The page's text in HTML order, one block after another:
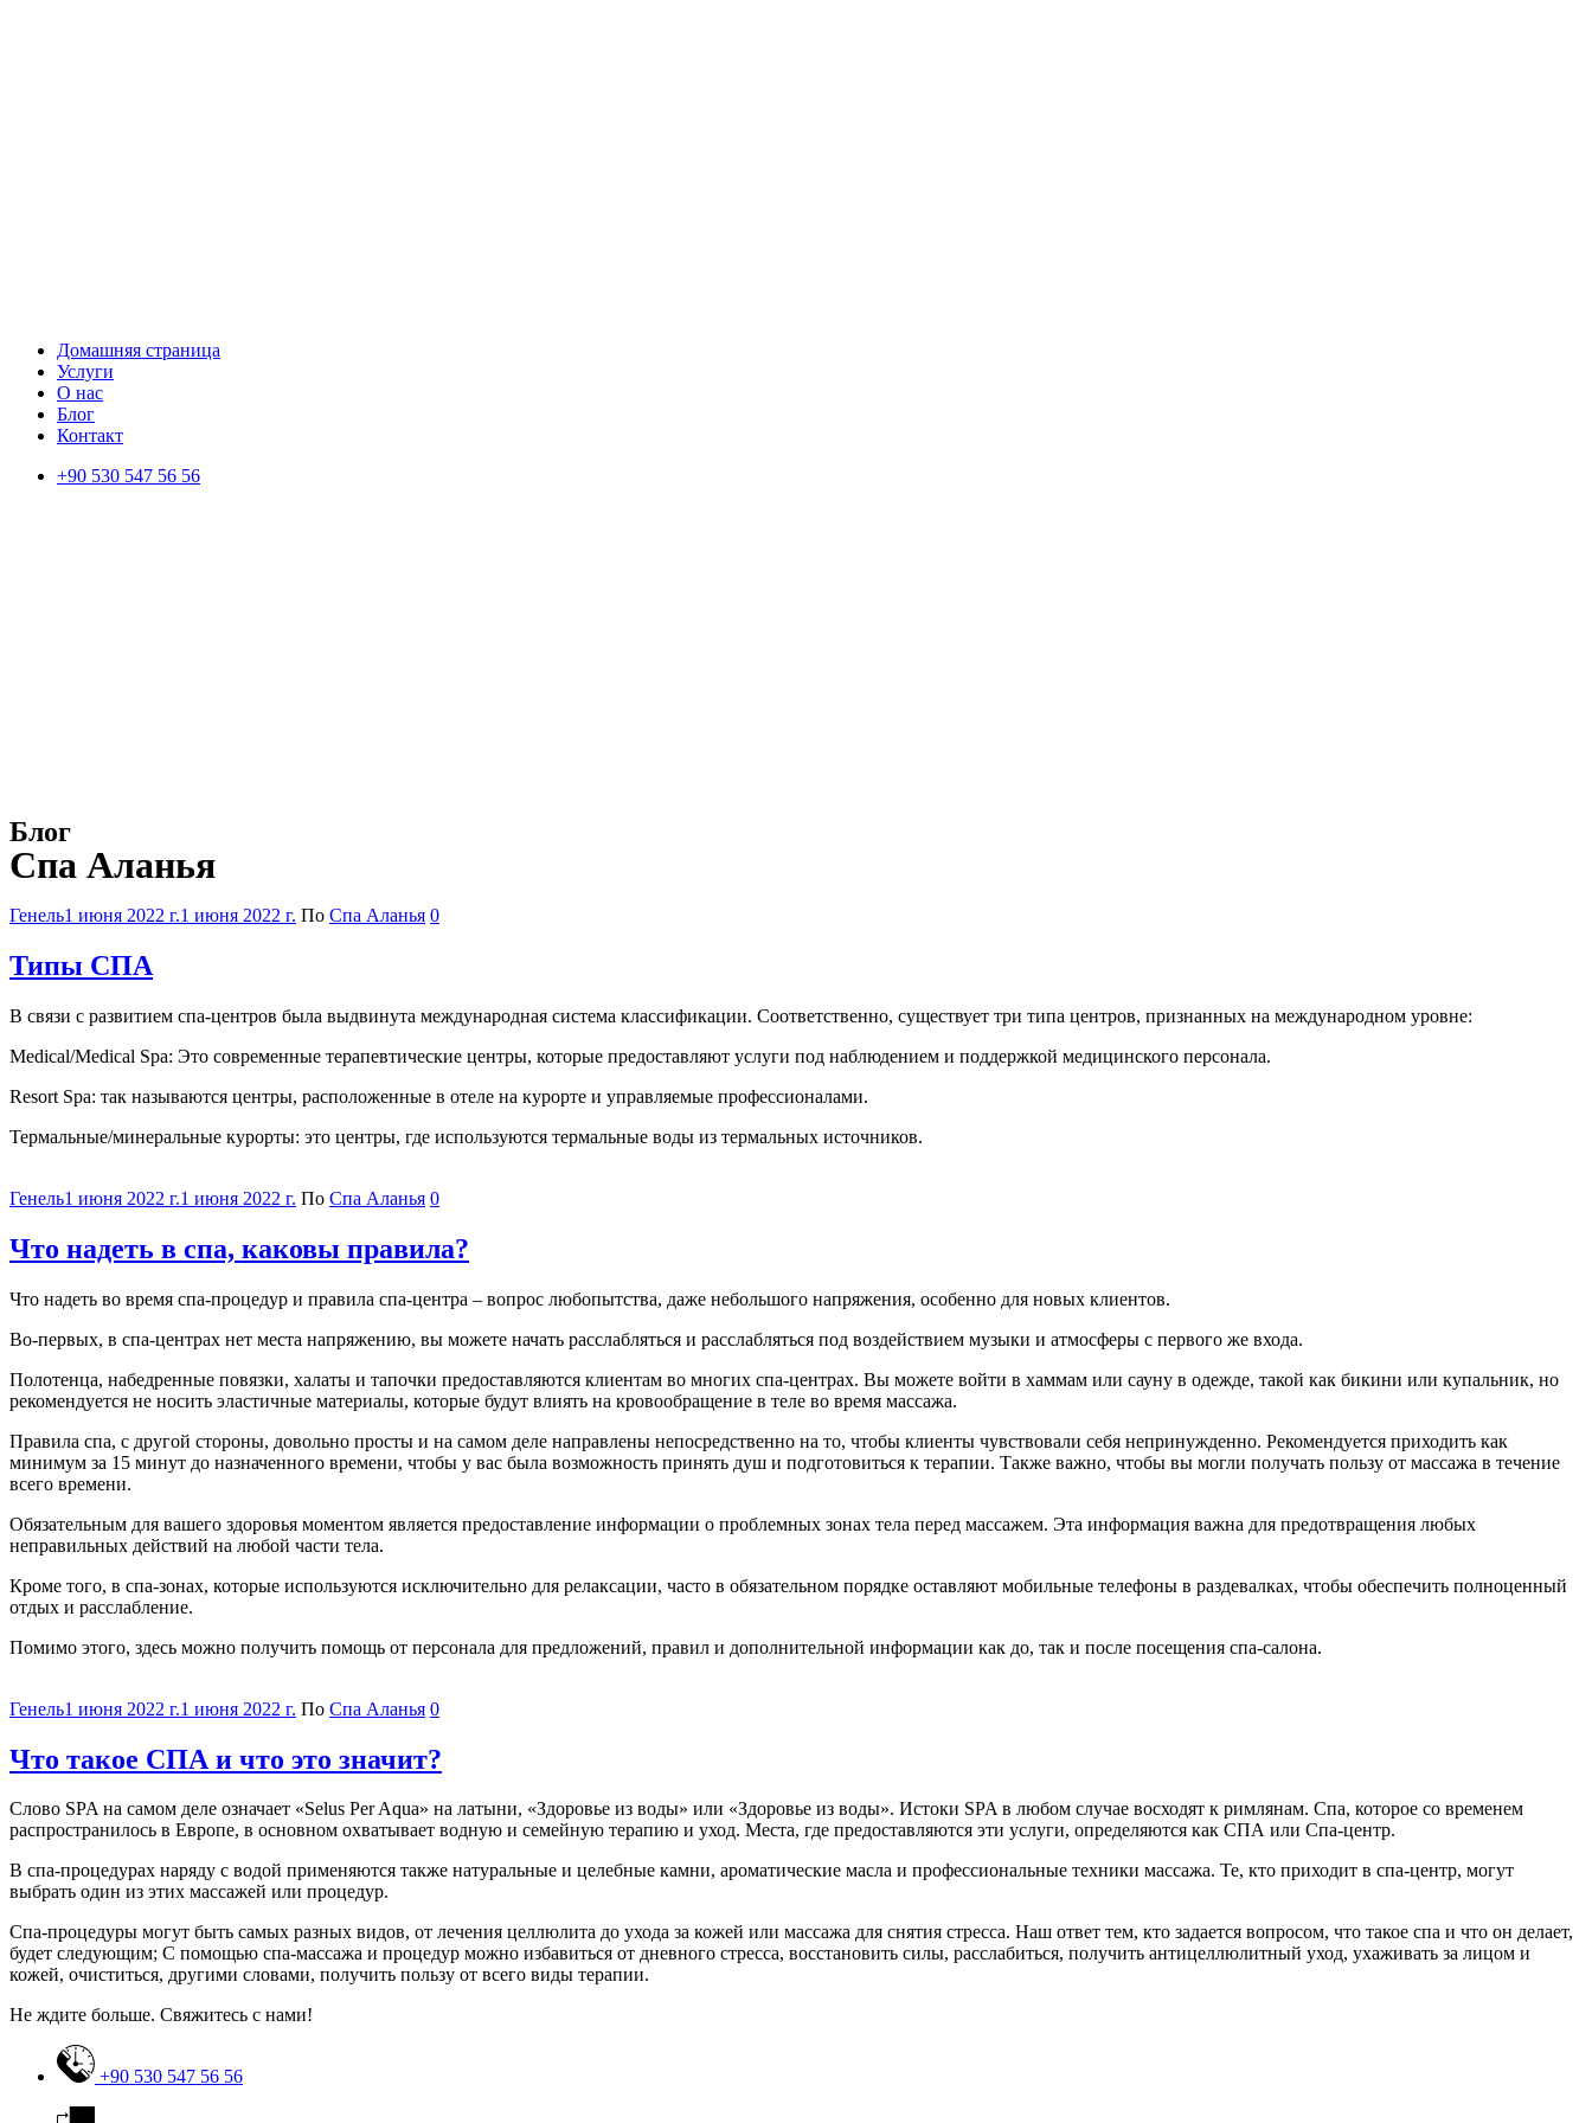
Домашняя страница
Услуги
О нас
Блог
Контакт
+90 530 547 56 56
Блог
Спа Аланья
Категории
Генель1 июня 2022 г.1 июня 2022 г. По Спа Аланья 0
Типы СПА
В связи с развитием спа-центров была выдвинута международная система классификации. Соответственно, существует три типа центров, признанных на международном уровне:
Medical/Medical Spa: Это современные терапевтические центры, которые предоставляют услуги под наблюдением и поддержкой медицинского персонала.
Resort Spa: так называются центры, расположенные в отеле на курорте и управляемые профессионалами.
Термальные/минеральные курорты: это центры, где используются термальные воды из термальных источников.
Категории
Генель1 июня 2022 г.1 июня 2022 г. По Спа Аланья 0
Что надеть в спа, каковы правила?
Что надеть во время спа-процедур и правила спа-центра – вопрос любопытства, даже небольшого напряжения, особенно для новых клиентов.
Во-первых, в спа-центрах нет места напряжению, вы можете начать расслабляться и расслабляться под воздействием музыки и атмосферы с первого же входа.
Полотенца, набедренные повязки, халаты и тапочки предоставляются клиентам во многих спа-центрах. Вы можете войти в хаммам или сауну в одежде, такой как бикини или купальник, но
рекомендуется не носить эластичные материалы, которые будут влиять на кровообращение в теле во время массажа.
Правила спа, с другой стороны, довольно просты и на самом деле направлены непосредственно на то, чтобы клиенты чувствовали себя непринужденно. Рекомендуется приходить как
минимум за 15 минут до назначенного времени, чтобы у вас была возможность принять душ и подготовиться к терапии. Также важно, чтобы вы могли получать пользу от массажа в течение
всего времени.
Обязательным для вашего здоровья моментом является предоставление информации о проблемных зонах тела перед массажем. Эта информация важна для предотвращения любых
неправильных действий на любой части тела.
Кроме того, в спа-зонах, которые используются исключительно для релаксации, часто в обязательном порядке оставляют мобильные телефоны в раздевалках, чтобы обеспечить полноценный
отдых и расслабление.
Помимо этого, здесь можно получить помощь от персонала для предложений, правил и дополнительной информации как до, так и после посещения спа-салона.
Категории
Генель1 июня 2022 г.1 июня 2022 г. По Спа Аланья 0
Что такое СПА и что это значит?
Слово SPA на самом деле означает «Selus Per Aqua» на латыни, «Здоровье из воды» или «Здоровье из воды». Истоки SPA в любом случае восходят к римлянам. Спа, которое со временем
распространилось в Европе, в основном охватывает водную и семейную терапию и уход. Места, где предоставляются эти услуги, определяются как СПА или Спа-центр.
В спа-процедурах наряду с водой применяются также натуральные и целебные камни, ароматические масла и профессиональные техники массажа. Те, кто приходит в спа-центр, могут
выбрать один из этих массажей или процедур.
Спа-процедуры могут быть самых разных видов, от лечения целлюлита до ухода за кожей или массажа для снятия стресса. Наш ответ тем, кто задается вопросом, что такое спа и что он делает,
будет следующим; С помощью спа-массажа и процедур можно избавиться от дневного стресса, восстановить силы, расслабиться, получить антицеллюлитный уход, ухаживать за лицом и
кожей, очиститься, другими словами, получить пользу от всего виды терапии.
Не ждите больше. Свяжитесь с нами!
+90 530 547 56 56